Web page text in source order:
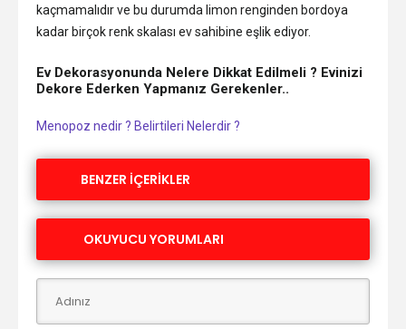
kaçmamalıdır ve bu durumda limon renginden bordoya
kadar birçok renk skalası ev sahibine eşlik ediyor.
Ev Dekorasyonunda Nelere Dikkat Edilmeli ? Evinizi
Dekore Ederken Yapmanız Gerekenler..
Menopoz nedir ? Belirtileri Nelerdir ?
BENZER İÇERİKLER
OKUYUCU YORUMLARI